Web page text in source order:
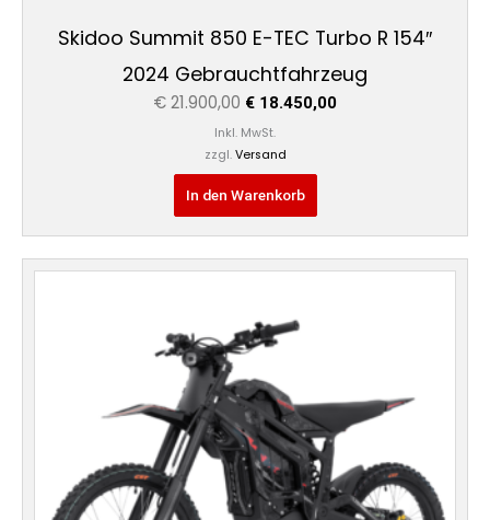
Skidoo Summit 850 E-TEC Turbo R 154″
2024 Gebrauchtfahrzeug
€21.900,00 € 18.450,00
Inkl. MwSt.
zzgl. Versand
In den Warenkorb
Ursprünglicher
€ 6.490,00
Aktueller